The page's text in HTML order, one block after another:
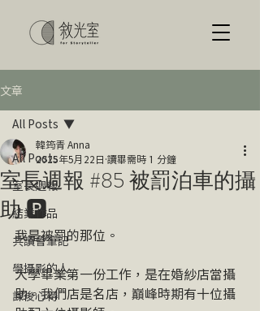
文章
All Posts
室長週報
結業作品
共讀會筆記
學攝影的人
課後心得
All Posts
室長週報 #85 被罰泊車的攝
助 🅿️
韓筠青 Anna
2025年5月22日 讀畢需時 1 分鐘
我是被罰的那位。
大學畢業第一份工作，是在婚紗店當攝
助。我們店是名店，巔峰時期有十位攝